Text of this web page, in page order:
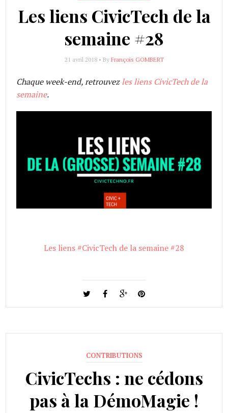
Les liens CivicTech de la
semaine #28
21 avril 2018 • By François GOMBERT
Chaque week-end, retrouvezles liens CivicTech de la
semaine.
Les liens #CivicTech de la semaine #28
CONTRIBUTIONS
CivicTechs : ne cédons
pas à la DémoMagie !